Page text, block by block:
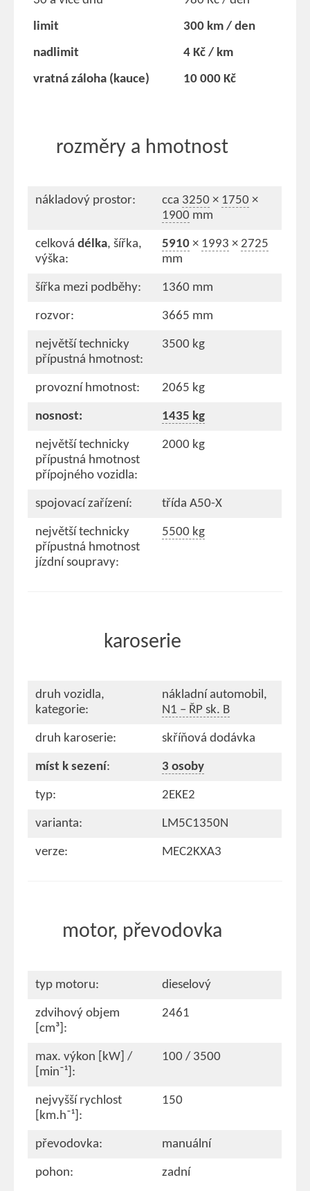
limit
300 km / den
nadlimit
4 Kč / km
vratná záloha (kauce)
10 000 Kč
rozměry a hmotnost
nákladový prostor: cca 3250 × 1750 ×
1900 mm
celková délka, šířka,
výška:
5910× 1993 × 2725
mm
šířka mezi podběhy: 1360 mm
rozvor: 3665 mm
největší technicky
přípustná hmotnost:
3500 kg
provozní hmotnost: 2065 kg
nosnost: 1435 kg
největší technicky
přípustná hmotnost
přípojného vozidla:
2000 kg
spojovací zařízení: třída A50-X
největší technicky
přípustná hmotnost
jízdní soupravy:
5500 kg
karoserie
druh vozidla,
kategorie:
nákladní automobil,
N1 – ŘP sk. B
druh karoserie: skříňová dodávka
míst k sezení: 3 osoby
typ: 2EKE2
varianta: LM5C1350N
verze: MEC2KXA3
motor, převodovka
typ motoru: dieselový
zdvihový objem
[cm³]:
2461
max. výkon [kW] /
[min⁻¹]:
100 / 3500
nejvyšší rychlost
[km.h⁻¹]:
150
převodovka: manuální
pohon: zadní